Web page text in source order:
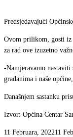
podršku
u
radu
„Porodičnog
savjetovališta“
Predsjedavajući
Ovom prilikom, gosti iz
za rad ove izuzetno
-Namjeravamo nastaviti
građanima i naše
Današnjem sastanku
Izvor: Općina Centar
11 Februara, 202211